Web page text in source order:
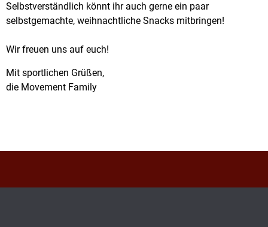
Selbstverständlich könnt ihr auch gerne ein paar
selbstgemachte, weihnachtliche Snacks mitbringen!
Wir freuen uns auf euch!
Mit sportlichen Grüßen,
die Movement Family